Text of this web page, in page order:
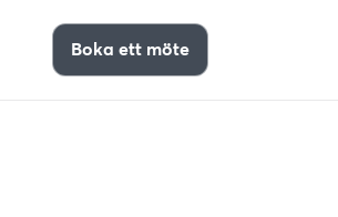
Boka ett möte